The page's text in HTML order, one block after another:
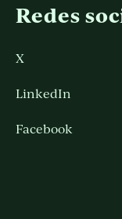
Redes
X
LinkedIn
Facebook